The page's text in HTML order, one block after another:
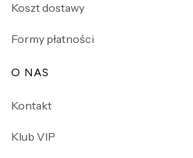
Koszt dostawy
Formy płatności
O NAS
Kontakt
Klub VIP